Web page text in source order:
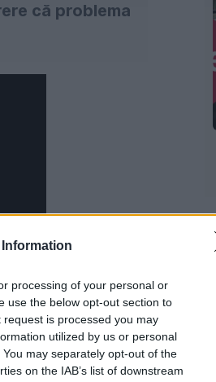
processing of your personal or
use the below opt-out section to
is processed you may
utilized by us or personal
may separately opt-out of the
on the IAB’s list of downstream
că problema